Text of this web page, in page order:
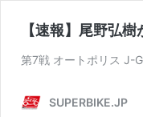
【速報】尾野弘
第7戦 オートポリス J-
SUPERBIKE.JP